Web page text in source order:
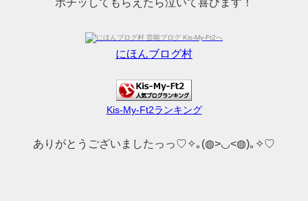
ポチッしてもらえたら泣いて喜びます！
にほんブログ村
Kis-My-Ft2ランキング
ありがとうございましたっっ♡✧｡(◍>◡<◍)｡✧♡